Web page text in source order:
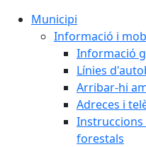
Municipi
Informació i
Informació
Línies
Arribar-hi
Adreces i
Instruccions
forestals